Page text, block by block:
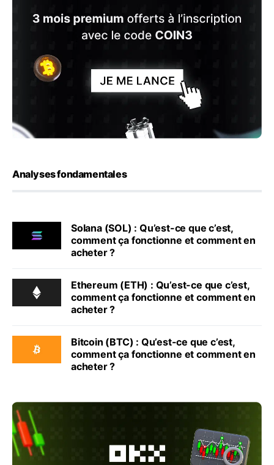
Analyses fondamentales
Solana (SOL) : Qu’est-ce que c’est,
comment ça fonctionne et comment en
acheter ?
Ethereum (ETH) : Qu’est-ce que c’est,
comment ça fonctionne et comment en
acheter ?
Bitcoin (BTC) : Qu’est-ce que c’est,
comment ça fonctionne et comment en
acheter ?